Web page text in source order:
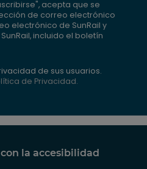
acepta que se
de correo electrónico
electrónico de SunRail y
incluido el boletín
de sus usuarios.
de Privacidad.
la accesibilidad